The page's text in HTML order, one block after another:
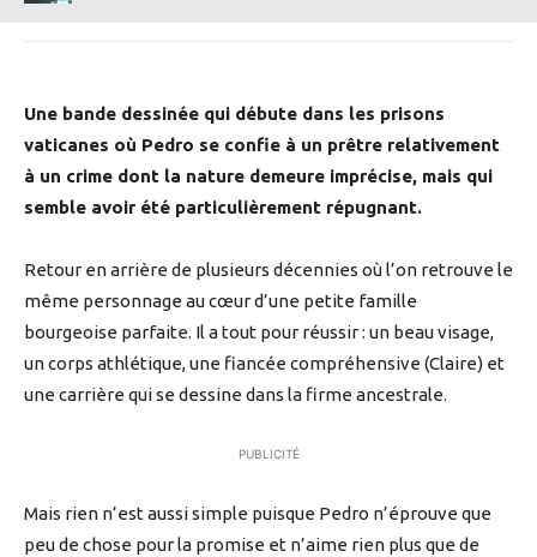
Une bande dessinée qui débute dans les prisons
vaticanes où Pedro se confie à un prêtre relativement
à un crime dont la nature demeure imprécise, mais qui
semble avoir été particulièrement répugnant.
Retour en arrière de plusieurs décennies où l’on retrouve le
même personnage au cœur d’une petite famille
bourgeoise parfaite. Il a tout pour réussir : un beau visage,
un corps athlétique, une fiancée compréhensive (Claire) et
une carrière qui se dessine dans la firme ancestrale.
PUBLICITÉ
Mais rien n’est aussi simple puisque Pedro n’éprouve que
peu de chose pour la promise et n’aime rien plus que de